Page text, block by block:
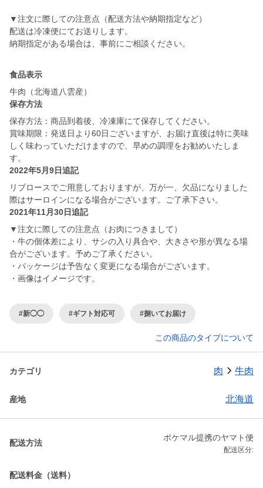
▼注文に際しての注意点（配送方法や納期指定など）
配送は冷凍便にてお送りします。
納期指定がある場合は、事前にご相談ください。
食品表示
牛肉（北海道八雲産）
保存方法
保存方法：商品到着後、冷凍庫にて保存してください。
賞味期限：発送日より60日ございますが、お届け直後は特に美味
しく味わっていただけますので、早めの調理をお勧めいたしま
す。
2022年5月9日追記
リブロースでご用意しておりますが、万が一、欠品になりました
際はサーロインになる場合がございます。ご了承下さい。
2021年11月30日追記
▼注文に際しての注意点（お肉につきまして）
・牛の個体差により、サシの入り具合や、大きさや形が異なる場
合がございます。予めご了承ください。
・パッケージは予告なく変更になる場合がございます。
・画像はイメージです。
#新◯◯ #ギフト対応可 #捌いてお届け
この商品のタイプについて
カテゴリ 肉 牛肉
産地 北海道
配送方法
ポケマル提携のヤマト便
配送区分:
配送料金（送料）